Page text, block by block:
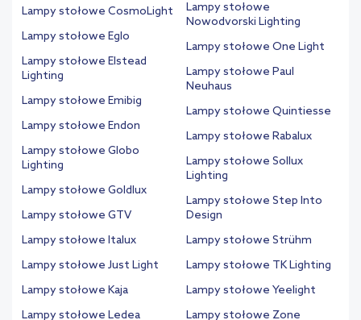
Lampy stołowe CosmoLight
Lampy stołowe Eglo
Lampy stołowe Elstead
Lighting
Lampy stołowe Emibig
Lampy stołowe Endon
Lampy stołowe Globo
Lighting
Lampy stołowe Goldlux
Lampy stołowe GTV
Lampy stołowe Italux
Lampy stołowe Just Light
Lampy stołowe Kaja
Lampy stołowe Ledea
Lampy stołowe
Nowodvorski Lighting
Lampy stołowe One Light
Lampy stołowe Paul
Neuhaus
Lampy stołowe Quintiesse
Lampy stołowe Rabalux
Lampy stołowe Sollux
Lighting
Lampy stołowe Step Into
Design
Lampy stołowe Strühm
Lampy stołowe TK Lighting
Lampy stołowe Yeelight
Lampy stołowe Zone